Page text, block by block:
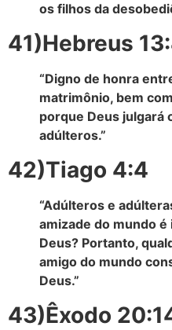
os filhos da
41)Hebreus
“Digno de honra
matrimônio, bem
porque Deus julgará
adúlteros.”
42)Tiago 4:4
“Adúlteros e
amizade do mundo
Deus? Portanto,
amigo do mundo
Deus.”
43)Êxodo